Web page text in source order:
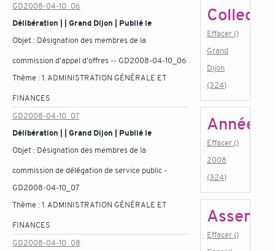
GD2008-04-10_06
Délibération | | Grand Dijon | Publié le
Objet : Désignation des membres de la
commission d'appel d'offres -- GD2008-04-10_06
Thème :1. ADMINISTRATION GÉNÉRALE ET
FINANCES
GD2008-04-10_07
Délibération | | Grand Dijon | Publié le
Objet : Désignation des membres de la
commission de délégation de service public -
GD2008-04-10_07
Thème :1. ADMINISTRATION GÉNÉRALE ET
FINANCES
GD2008-04-10_08
Effacer ()
Grand
Dijon
(324)
Année
Effacer ()
2008
(324)
Effacer ()